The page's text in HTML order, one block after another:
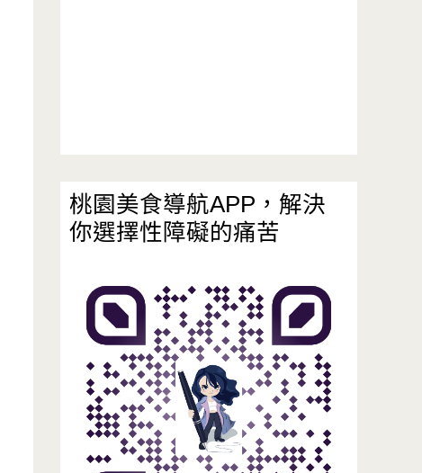
桃園美食導航APP，解決
你選擇性障礙的痛苦